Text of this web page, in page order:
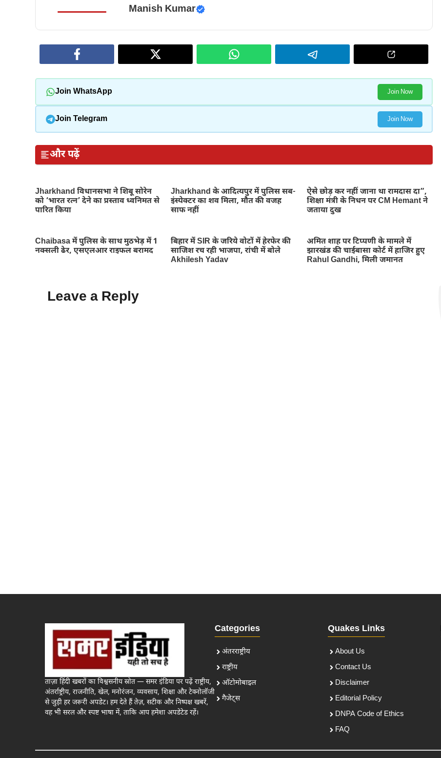
Manish Kumar
Join WhatsApp Join Now
Join Telegram Join Now
और पढ़ें
Jharkhand विधानसभा ने शिबू सोरेन
को ‘भारत रत्न’ देने का प्रस्ताव ध्वनिमत से
पारित किया
Jharkhand के आदित्यपुर में पुलिस सब-
इंस्पेक्टर का शव मिला, मौत की वजह
साफ नहीं
ऐसे छोड़ कर नहीं जाना था रामदास दा”,
शिक्षा मंत्री के निधन पर CM Hemant ने
जताया दुख
Chaibasa में पुलिस के साथ मुठभेड़ में 1
नक्सली ढेर, एसएलआर राइफल बरामद
बिहार में SIR के जरिये वोटों में हेरफेर की
साजिश रच रही भाजपा, रांची में बोले
Akhilesh Yadav
अमित शाह पर टिप्पणी के मामले में
झारखंड की चाईबासा कोर्ट में हाजिर हुए
Rahul Gandhi, मिली जमानत
Leave a Reply
ताज़ा हिंदी खबरों का विश्वसनीय स्रोत — समर इंडिया पर पढ़ें राष्ट्रीय,
अंतर्राष्ट्रीय, राजनीति, खेल, मनोरंजन, व्यवसाय, शिक्षा और टेक्नोलॉजी
से जुड़ी हर जरूरी अपडेट। हम देते हैं तेज़, सटीक और निष्पक्ष खबरें,
वह भी सरल और स्पष्ट भाषा में, ताकि आप हमेशा अपडेटेड रहें।
Categories
अंतरराष्ट्रीय
राष्ट्रीय
ऑटोमोबाइल
गैजेट्स
Quakes Links
About Us
Contact Us
Disclaimer
Editorial Policy
DNPA Code of Ethics
FAQ